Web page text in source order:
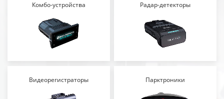
Комбо-устройства Радар-детекторы
Видеорегистраторы Парктроники